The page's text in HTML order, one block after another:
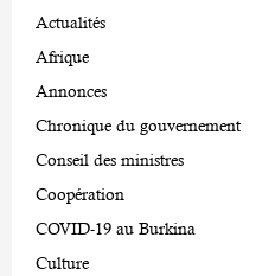
Actualités
Afrique
Annonces
Chronique du gouvernement
Conseil des ministres
Coopération
COVID-19 au Burkina
Culture